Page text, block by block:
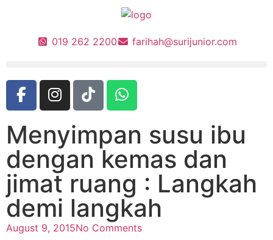
019 262 2200 farihah@surijunior.com
Menyimpan susu ibu
dengan kemas dan
jimat ruang : Langkah
demi langkah
August 9, 2015No Comments